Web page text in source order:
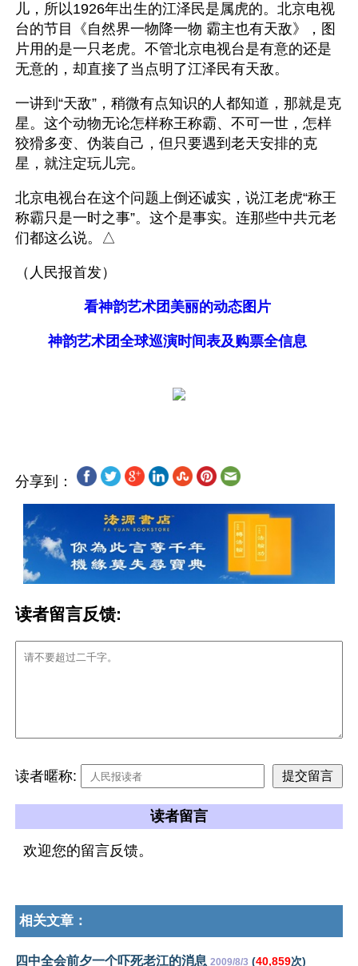
儿，所以1926年出生的江泽民是属虎的。北京电视
台的节目《自然界一物降一物 霸主也有天敌》，图
片用的是一只老虎。不管北京电视台是有意的还是
无意的，却直接了当点明了江泽民有天敌。
一讲到“天敌”，稍微有点知识的人都知道，那就是克
星。这个动物无论怎样称王称霸、不可一世，怎样
狡猾多变、伪装自己，但只要遇到老天安排的克
星，就注定玩儿完。
北京电视台在这个问题上倒还诚实，说江老虎“称王
称霸只是一时之事”。这个是事实。连那些中共元老
们都这么说。△
（人民报首发）
看神韵艺术团美丽的动态图片
神韵艺术团全球巡演时间表及购票全信息
分享到：
读者留言反馈:
读者暱称:
读者留言
欢迎您的留言反馈。
相关文章：
四中全会前夕一个吓死老江的消息 2009/8/3 (40,859次)